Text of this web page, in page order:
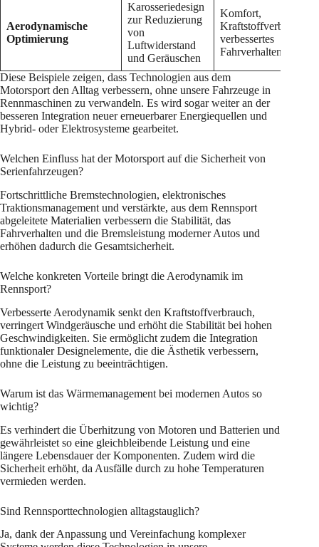
Aerodynamische
Optimierung
Karosseriedesign
zur Reduzierung
von
Luftwiderstand
und Geräuschen
Komfort,
Kraftstoffverbrauch,
verbessertes
Fahrverhalten
Diese Beispiele zeigen, dass Technologien aus dem
Motorsport den Alltag verbessern, ohne unsere Fahrzeuge in
Rennmaschinen zu verwandeln. Es wird sogar weiter an der
besseren Integration neuer erneuerbarer Energiequellen und
Hybrid- oder Elektrosysteme gearbeitet.
Welchen Einfluss hat der Motorsport auf die Sicherheit von
Serienfahrzeugen?
Fortschrittliche Bremstechnologien, elektronisches
Traktionsmanagement und verstärkte, aus dem Rennsport
abgeleitete Materialien verbessern die Stabilität, das
Fahrverhalten und die Bremsleistung moderner Autos und
erhöhen dadurch die Gesamtsicherheit.
Welche konkreten Vorteile bringt die Aerodynamik im
Rennsport?
Verbesserte Aerodynamik senkt den Kraftstoffverbrauch,
verringert Windgeräusche und erhöht die Stabilität bei hohen
Geschwindigkeiten. Sie ermöglicht zudem die Integration
funktionaler Designelemente, die die Ästhetik verbessern,
ohne die Leistung zu beeinträchtigen.
Warum ist das Wärmemanagement bei modernen Autos so
wichtig?
Es verhindert die Überhitzung von Motoren und Batterien und
gewährleistet so eine gleichbleibende Leistung und eine
längere Lebensdauer der Komponenten. Zudem wird die
Sicherheit erhöht, da Ausfälle durch zu hohe Temperaturen
vermieden werden.
Sind Rennsporttechnologien alltagstauglich?
Ja, dank der Anpassung und Vereinfachung komplexer